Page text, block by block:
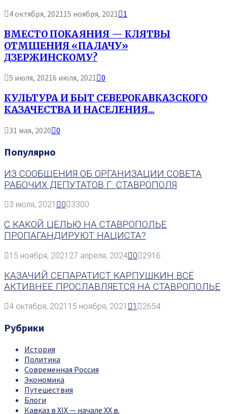
4 октября, 2021 15 ноября, 2021 1
ВМЕСТО ПОКАЯНИЯ — КЛЯТВЫ
ОТМЩЕНИЯ «ПАЛАЧУ»
ДЗЕРЖИНСКОМУ?
5 июля, 20216 июля, 2021 0
КУЛЬТУРА И БЫТ СЕВЕРОКАВКАЗСКОГО
КАЗАЧЕСТВА И НАСЕЛЕНИЯ...
31 мая, 2020 0
Популярно
ИЗ СООБЩЕНИЯ ОБ ОРГАНИЗАЦИИ СОВЕТА
РАБОЧИХ ДЕПУТАТОВ Г. СТАВРОПОЛЯ
3 июля, 2021 0 3300
С КАКОЙ ЦЕЛЬЮ НА СТАВРОПОЛЬЕ
ПРОПАГАНДИРУЮТ НАЦИСТА?
15 ноября, 2021 27 апреля, 2024 0 2916
КАЗАЧИЙ СЕПАРАТИСТ КАРПУШКИН ВСЁ
АКТИВНЕЕ ПРОСЛАВЛЯЕТСЯ НА СТАВРОПОЛЬЕ
4 октября, 2021 15 ноября, 2021 1 2654
Рубрики
История
Политика
Современная Россия
Экономика
Путешествия
Блоги
Кавказ в XIX — начале XX в.